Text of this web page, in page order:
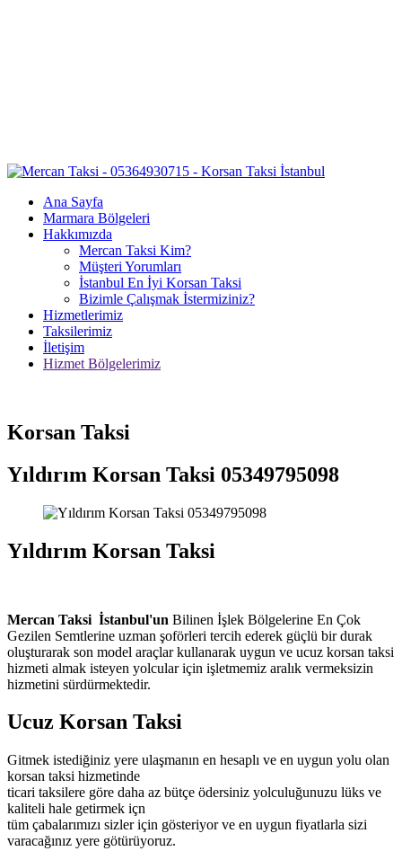
Ana Sayfa
Marmara Bölgeleri
Hakkımızda
Mercan Taksi Kim?
Müşteri Yorumları
İstanbul En İyi Korsan Taksi
Bizimle Çalışmak İstermiziniz?
Hizmetlerimiz
Taksilerimiz
İletişim
Hizmet Bölgelerimiz
Korsan Taksi
Yıldırım Korsan Taksi 05349795098
Yıldırım Korsan Taksi
Mercan Taksi İstanbul'un Bilinen İşlek Bölgelerine En Çok
Gezilen Semtlerine uzman şoförleri tercih ederek güçlü bir durak
oluşturarak son model araçlar kullanarak uygun ve ucuz korsan taksi
hizmeti almak isteyen yolcular için işletmemiz aralık vermeksizin
hizmetini sürdürmektedir.
Ucuz Korsan Taksi
Gitmek istediğiniz yere ulaşmanın en hesaplı ve en uygun yolu olan
korsan taksi hizmetinde
ticari taksilere göre daha az bütçe ödersiniz yolculuğunuzu lüks ve
kaliteli hale getirmek içn
tüm çabalarımızı sizler için gösteriyor ve en uygun fiyatlarla sizi
varacağınız yere götürüyoruz.